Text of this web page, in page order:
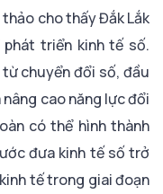
cho thấy Đắk Lắk
triển kinh tế số.
chuyển đổi số, đầu
cao năng lực đổi
có thể hình thành
đưa kinh tế số trở
tế trong giai đoạn